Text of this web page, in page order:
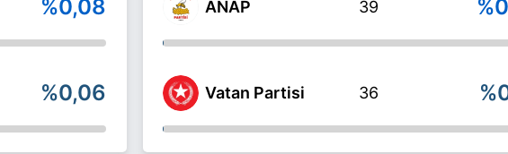
%0,08
%0,06
ANAP 39
Vatan Partisi 36